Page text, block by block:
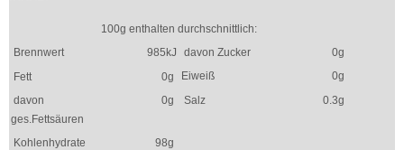
100g enthalten durchschnittlich:
Brennwert
985kJ davon Zucker
0g
Fett
0g Eiweiß
0g
davon
ges.Fettsäuren
0g Salz 0.3g
Kohlenhydrate 98g